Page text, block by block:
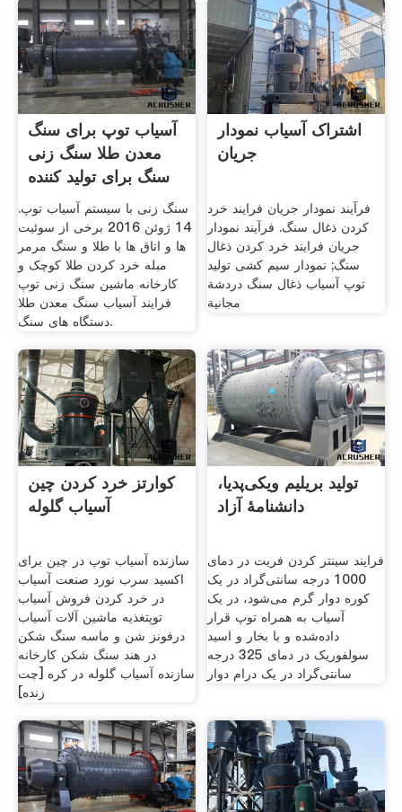
آسیاب توپ برای سنگ
معدن طلا سنگ زنی
سنگ برای تولید کننده
فروش
سنگ زنی با سیستم آسیاب توپ.
14 ژوئن 2016 برخی از سوئیت
ها و اتاق ها با طلا و سنگ مرمر
مبله خرد کردن طلا کوچک و
کارخانه ماشین سنگ زنی توپ
فرایند آسیاب سنگ معدن طلا
دستگاه های سنگ.
اشتراک آسیاب نمودار
جریان
فرآیند نمودار جریان فرایند خرد
کردن ذغال سنگ. فرآیند نمودار
جریان فرایند خرد کردن ذغال
سنگ; نمودار سیم کشی تولید
توپ آسیاب ذغال سنگ دردشة
مجانية
کوارتز خرد کردن چین
آسیاب گلوله
سازنده آسیاب توپ در چین برای
اکسید سرب نورد صنعت آسیاب
در خرد کردن فروش آسیاب
توپتغذیه ماشین آلات آسیاب
درفونز شن و ماسه سنگ شکن
در هند سنگ شکن کارخانه
سازنده آسیاب گلوله در کره [چت
زنده]
تولید بریلیم ویکی‌پدیا،
دانشنامهٔ آزاد
فرایند سینتر کردن فریت در دمای
1000 درجه سانتی‌گراد در یک
کوره دوار گرم می‌شود، در یک
آسیاب به همراه توپ قرار
داده‌شده و با بخار و اسید
سولفوریک در دمای 325 درجه
سانتی‌گراد در یک درام دوار